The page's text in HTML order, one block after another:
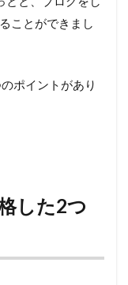
ことができまし
ポイントがあり
した2つ